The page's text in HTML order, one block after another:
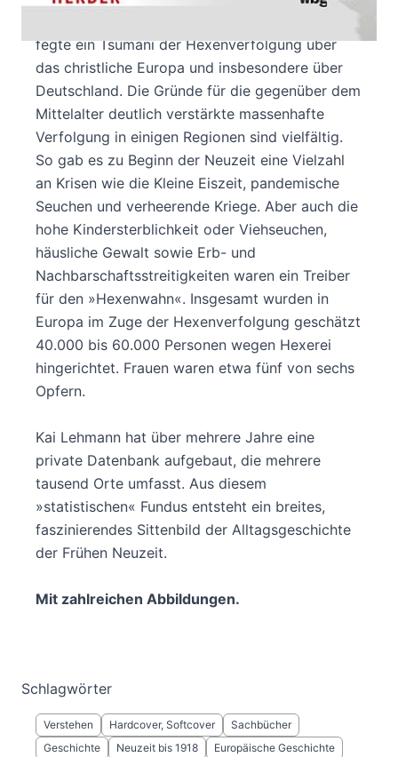
fegte ein Tsumani der Hexenverfolgung über
das christliche Europa und insbesondere über
Deutschland. Die Gründe für die gegenüber dem
Mittelalter deutlich verstärkte massenhafte
Verfolgung in einigen Regionen sind vielfältig.
So gab es zu Beginn der Neuzeit eine Vielzahl
an Krisen wie die Kleine Eiszeit, pandemische
Seuchen und verheerende Kriege. Aber auch die
hohe Kindersterblichkeit oder Viehseuchen,
häusliche Gewalt sowie Erb- und
Nachbarschaftsstreitigkeiten waren ein Treiber
für den »Hexenwahn«. Insgesamt wurden in
Europa im Zuge der Hexenverfolgung geschätzt
40.000 bis 60.000 Personen wegen Hexerei
hingerichtet. Frauen waren etwa fünf von sechs
Opfern.
Kai Lehmann hat über mehrere Jahre eine
private Datenbank aufgebaut, die mehrere
tausend Orte umfasst. Aus diesem
»statistischen« Fundus entsteht ein breites,
faszinierendes Sittenbild der Alltagsgeschichte
der Frühen Neuzeit.
Mit zahlreichen Abbildungen.
Schlagwörter
Verstehen Hardcover, Softcover
Sachbücher
Geschichte
Neuzeit bis 1918 Europäische Geschichte